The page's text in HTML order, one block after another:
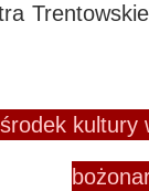
kultury